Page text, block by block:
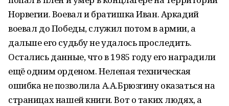
Норвегии. Воевал и братишка Иван. Аркадий
воевал до Победы, служил потом в армии, а
дальше его судьбу не удалось проследить.
Остались данные, что в 1985 году его наградили
ещё одним орденом. Нелепая техническая
ошибка не позволила А.А.Брюзгину оказаться на
страницах нашей книги. Вот о таких людях, а